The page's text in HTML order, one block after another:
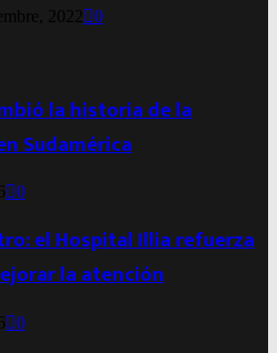
2022 0
la historia de la
Sudamérica
0
el Hospital Illia refuerza
la atención
0